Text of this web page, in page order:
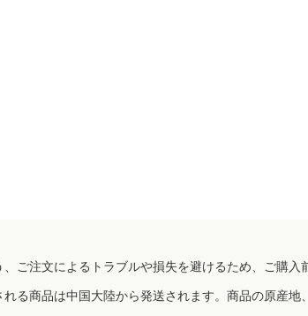
ご注文によるトラブルや損失を避けるため、ご購入
る商品は中国大陸から発送されます。商品の原産